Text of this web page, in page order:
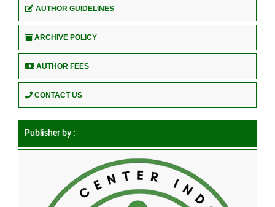
AUTHOR GUIDELINES
ARCHIVE POLICY
AUTHOR FEES
CONTACT US
Publisher by :